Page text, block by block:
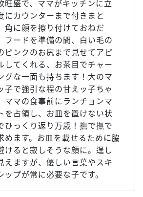
旺盛で、ママがキッチンに立
にカウンターまで付きまと
角に顔を擦り付けておねだ
フードを準備の間、白い毛の
ピンクのお尻まで見せてアピ
してくれる、お茶目でチャー
グな一面も持ちます！大のマ
子で強引な程の甘えッ子ちゃ
ママの食事前にランチョンマ
を占領し、お皿を置けない状
ひっくり返り万歳！撫で撫で
めます。お皿を載せるために脇
けると寂しそうな顔に。逞し
えますが、優しい言葉やスキ
ップが常に必要な子です。